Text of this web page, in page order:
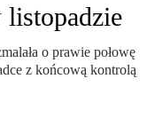
o prawie połowę
z końcową kontrolą